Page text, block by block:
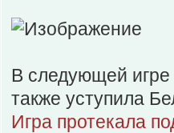
В следующей
также уступила
Игра протекала